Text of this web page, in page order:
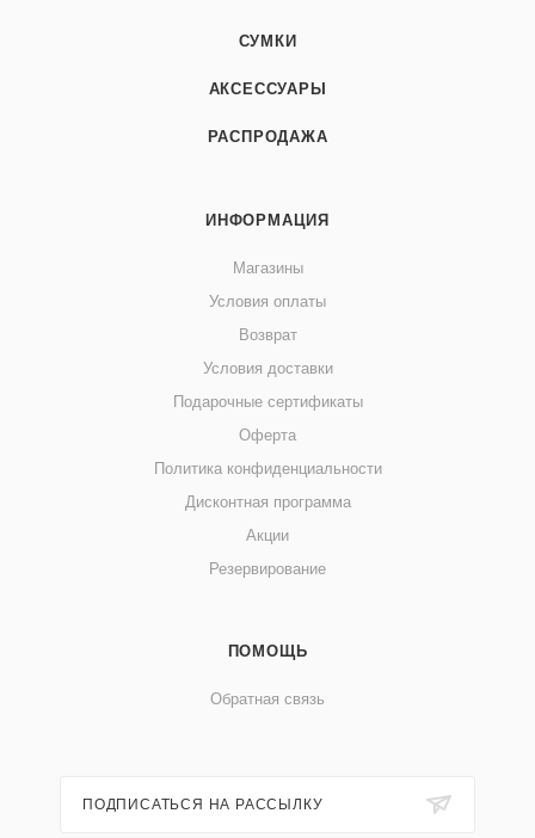
СУМКИ
АКСЕССУАРЫ
РАСПРОДАЖА
ИНФОРМАЦИЯ
Магазины
Условия оплаты
Возврат
Условия доставки
Подарочные сертификаты
Оферта
Политика конфиденциальности
Дисконтная программа
Акции
Резервирование
ПОМОЩЬ
Обратная связь
ПОДПИСАТЬСЯ НА РАССЫЛКУ